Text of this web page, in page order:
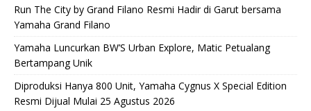
Run The City by Grand Filano Resmi Hadir di Garut bersama
Yamaha Grand Filano
Yamaha Luncurkan BW’S Urban Explore, Matic Petualang
Bertampang Unik
Diproduksi Hanya 800 Unit, Yamaha Cygnus X Special Edition
Resmi Dijual Mulai 25 Agustus 2026